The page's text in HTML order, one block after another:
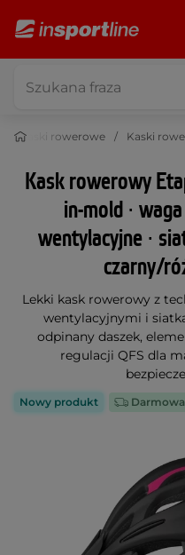
Kaski rowerowe Kaski
Kask rowerowy
in-mold ∙
wentylacyjne ∙
czarny/
Lekki kask rowerowy z
wentylacyjnymi i
odpinany daszek,
regulacji QFS dla
Nowy produkt